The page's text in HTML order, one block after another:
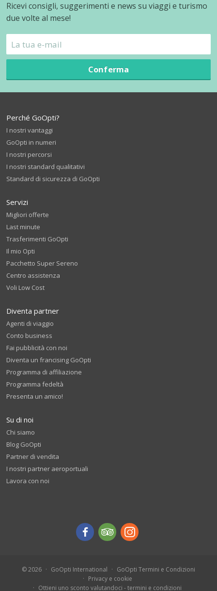
Ricevi consigli, suggerimenti e news su viaggi e turismo
due volte al mese!
Conferma
Perché GoOpti?
I nostri vantaggi
GoOpti in numeri
I nostri percorsi
I nostri standard qualitativi
Standard di sicurezza di GoOpti
Servizi
Migliori offerte
Last minute
Trasferimenti GoOpti
Il mio Opti
Pacchetto Super Sereno
Centro assistenza
Voli Low Cost
Diventa partner
Agenti di viaggio
Conto business
Fai pubblicità con noi
Diventa un francising GoOpti
Programma di affiliazione
Programma fedeltà
Presenta un amico!
Su di noi
Chi siamo
Blog GoOpti
Partner di vendita
I nostri partner aeroportuali
Lavora con noi
© 2026 GoOpti International
GoOpti Termini e Condizioni
Privacy e cookie
Ottieni uno sconto valutandoci - termini e condizioni